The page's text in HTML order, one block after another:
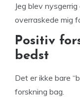
Jeg blev
overraskede mig
Positiv
bedst
Det er ikke bare
forskning bag.